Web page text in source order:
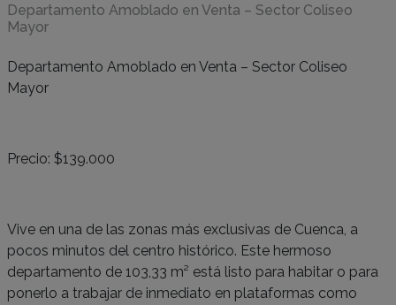
Departamento Amoblado en Venta – Sector Coliseo
Mayor
Departamento Amoblado en Venta – Sector Coliseo
Mayor
Precio: $139.000
Vive en una de las zonas más exclusivas de Cuenca, a
pocos minutos del centro histórico. Este hermoso
departamento de 103,33 m² está listo para habitar o para
ponerlo a trabajar de inmediato en plataformas como